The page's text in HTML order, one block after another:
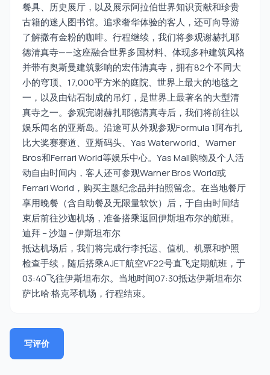
餐具、历史展厅，以及展示阿拉伯世界知识贡献和珍贵
古籍的迷人图书馆。追求奢华体验的客人，还可向导游
了解撒有金粉的咖啡。行程继续，我们将参观谢赫扎耶
德清真寺——这座融合世界多国材料、体现多种建筑风格
并带有奥斯曼建筑影响的宏伟清真寺，拥有82个不同大
小的穹顶、17,000平方米的庭院、世界上最大的地毯之
一，以及由钻石制成的吊灯，是世界上最著名的大型清
真寺之一。参观完谢赫扎耶德清真寺后，我们将前往以
娱乐闻名的亚斯岛。沿途可从外观参观Formula 1阿布扎
比大奖赛赛道、亚斯码头、Yas Waterworld、Warner
Bros和Ferrari World等娱乐中心。Yas Mall购物及个人活
动自由时间内，客人还可参观Warner Bros World或
Ferrari World，购买主题纪念品并拍照留念。在当地餐厅
享用晚餐（含自助餐及无限量软饮）后，于自由时间结
束后前往沙迦机场，准备搭乘返回伊斯坦布尔的航班。
迪拜 – 沙迦 – 伊斯坦布尔
抵达机场后，我们将完成行李托运、值机、机票和护照
检查手续，随后搭乘AJET航空VF22号直飞定期航班，于
03:40飞往伊斯坦布尔。当地时间07:30抵达伊斯坦布尔
萨比哈·格克琴机场，行程结束。
写评价